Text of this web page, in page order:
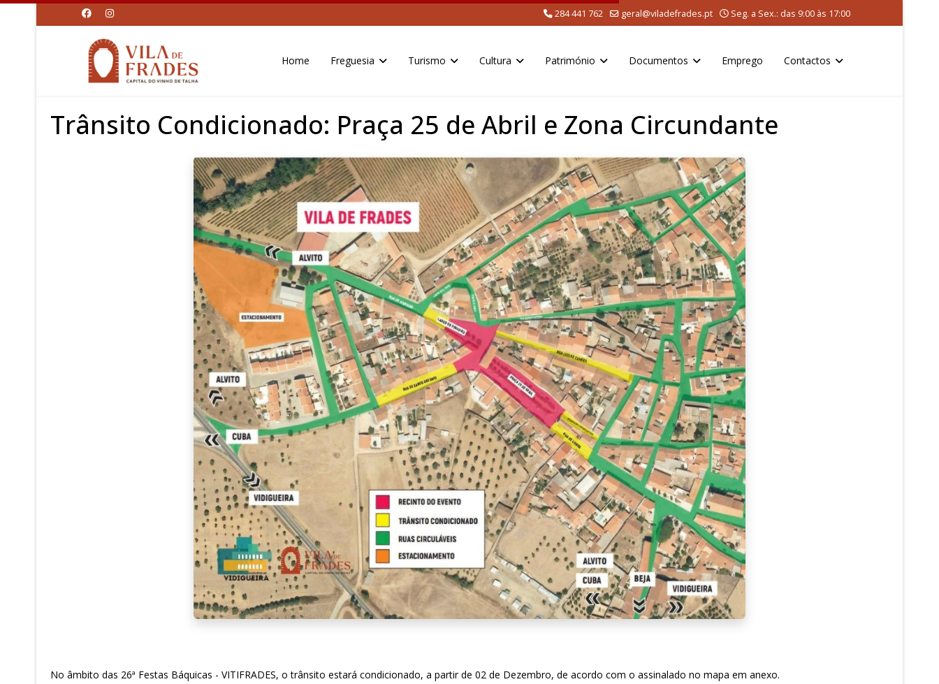
284 441 762 geral@viladefrades.pt Seg. a Sex.: das 9:00 às 17:00
Home Freguesia Turismo Cultura Património Documentos Emprego Contactos
Trânsito Condicionado: Praça 25 de Abril e Zona Circundante
No âmbito das 26ª Festas Báquicas - VITIFRADES, o trânsito estará condicionado, a partir de 02 de Dezembro, de acordo com o assinalado no mapa em anexo.